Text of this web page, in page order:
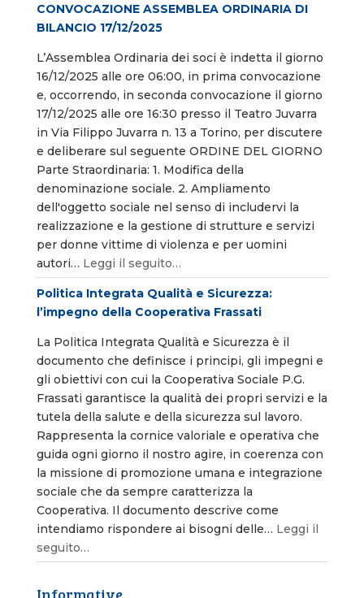
CONVOCAZIONE ASSEMBLEA ORDINARIA DI
BILANCIO 17/12/2025
L’Assemblea Ordinaria dei soci è indetta il giorno
16/12/2025 alle ore 06:00, in prima convocazione
e, occorrendo, in seconda convocazione il giorno
17/12/2025 alle ore 16:30 presso il Teatro Juvarra
in Via Filippo Juvarra n. 13 a Torino, per discutere
e deliberare sul seguente ORDINE DEL GIORNO
Parte Straordinaria: 1. Modifica della
denominazione sociale. 2. Ampliamento
dell'oggetto sociale nel senso di includervi la
realizzazione e la gestione di strutture e servizi
per donne vittime di violenza e per uomini
autori… Leggi il seguito…
Politica Integrata Qualità e Sicurezza:
l’impegno della Cooperativa Frassati
La Politica Integrata Qualità e Sicurezza è il
documento che definisce i principi, gli impegni e
gli obiettivi con cui la Cooperativa Sociale P.G.
Frassati garantisce la qualità dei propri servizi e la
tutela della salute e della sicurezza sul lavoro.
Rappresenta la cornice valoriale e operativa che
guida ogni giorno il nostro agire, in coerenza con
la missione di promozione umana e integrazione
sociale che da sempre caratterizza la
Cooperativa. Il documento descrive come
intendiamo rispondere ai bisogni delle… Leggi il
seguito…
Informative